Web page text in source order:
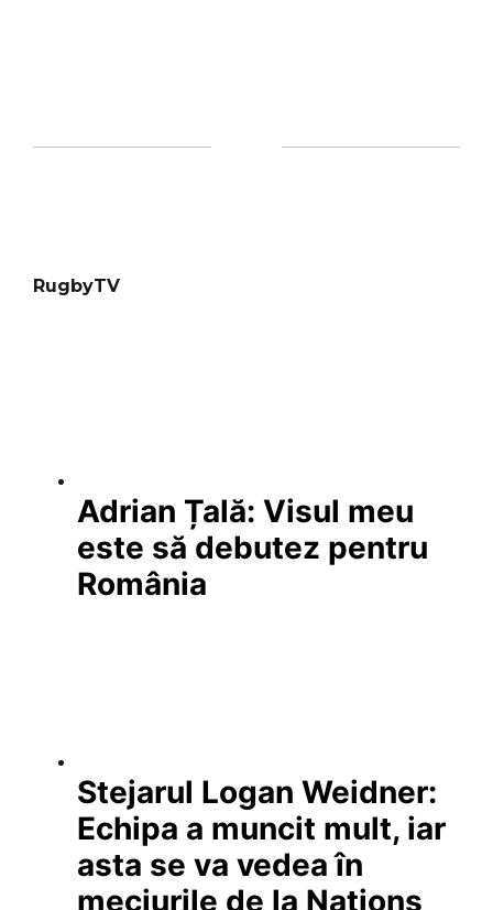
RugbyTV
Adrian Țală: Visul meu
este să debutez pentru
România
Stejarul Logan Weidner:
Echipa a muncit mult, iar
asta se va vedea în
meciurile de la Nations